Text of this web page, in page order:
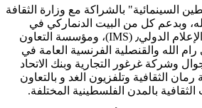
السينمائية" بالشراكة مع وزارة الثقافة
وبدعم كل من البيت الدنماركي في
فلسطين، مؤسسة دعم الإعلام الدولي٫ (IMS)، ومؤسسة التعاون
الله والقنصلية الفرنسية العامة في
وشركة غرغور التجارية وبنك الاتحاد
الثقافية وتلفزيون الغد و بالتعاون
بالمدن الفلسطينية المختلفة.